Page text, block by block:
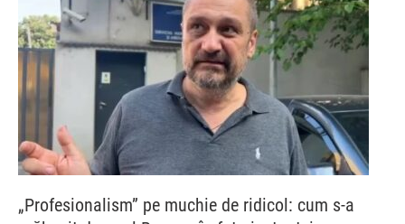
„Profesionalism” pe muchie de ridicol: cum s-a